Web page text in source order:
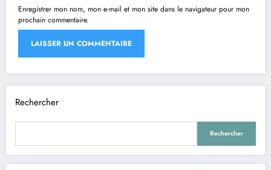
Enregistrer mon nom, mon e-mail et mon site dans le navigateur pour mon
prochain commentaire.
Rechercher
Rechercher